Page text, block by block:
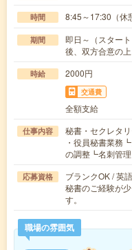
時間 8:45～17:30（休
期間
即日～（スター
後、双方合意の
時給 2000円
交通費
全額支給
仕事内容
秘書・セクレタ
・役員秘書業務
の調整┗名刺管
応募資格
ブランクOK / 英
秘書のご経験が
す。
職場の雰囲気